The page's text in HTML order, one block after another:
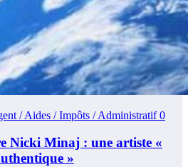
/ Aides / Impôts / Administratif0
Nicki Minaj : une artiste «
»